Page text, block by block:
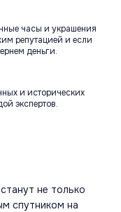
часы и украшения
репутацией и если
деньги.
и исторических
экспертов.
не только
спутником на